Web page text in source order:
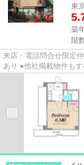
東
築
階
来店・電話問合せ限定
あり ●他社掲載物件も
客様、初期費用がさらに